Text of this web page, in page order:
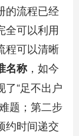
的流程已经
全可以利用
程可以清晰
名称 ，如今
“足不出户
题；第二步
约时间递交